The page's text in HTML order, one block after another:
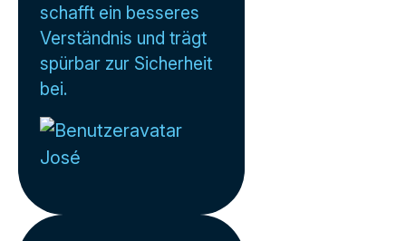
schafft ein besseres
Verständnis und trägt
spürbar zur Sicherheit
bei.
José